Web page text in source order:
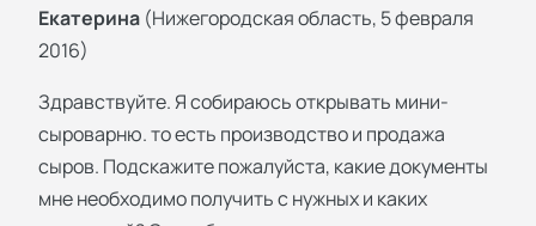
Екатерина (Нижегородская область, 5 февраля
2016)
Здравствуйте. Я собираюсь открывать мини-
сыроварню. то есть производство и продажа
сыров. Подскажите пожалуйста, какие документы
мне необходимо получить с нужных и каких